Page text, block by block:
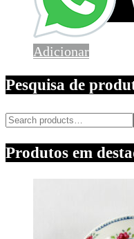
Adicionar
Pesquisa de
Produtos em